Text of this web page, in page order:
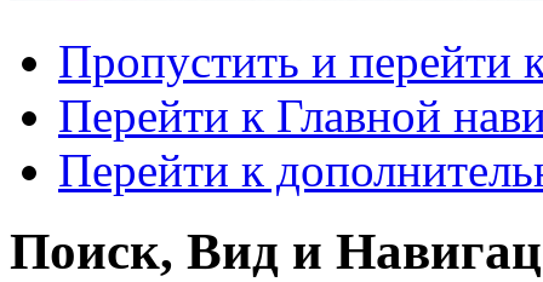
Пропустить и перейти
Перейти к Главной
Перейти к
Поиск, Вид и